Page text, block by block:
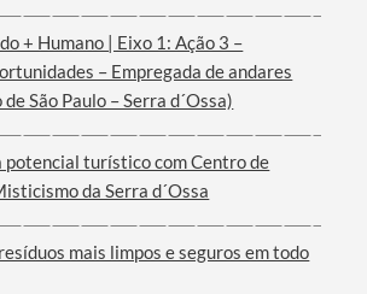
+ Humano | Eixo 1: Ação 3 –
– Empregada de andares
São Paulo – Serra d´Ossa)
potencial turístico com Centro de
da Serra d´Ossa
mais limpos e seguros em todo